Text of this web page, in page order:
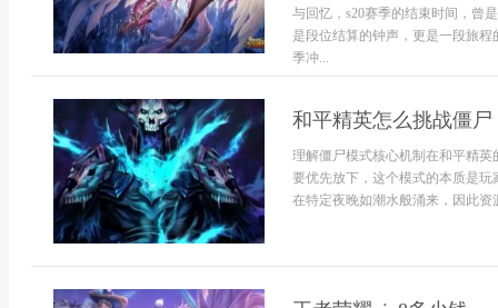
与回忆，s20赛季的结束时间，曾
是段位结算的钟声，更是一段旅
季冲...
和平精英怎么挑战僵
理解僵尸模式核心机制在和平精
要优先放下，这个模式的本质是
在特定夜晚如潮水般涌来，因此资